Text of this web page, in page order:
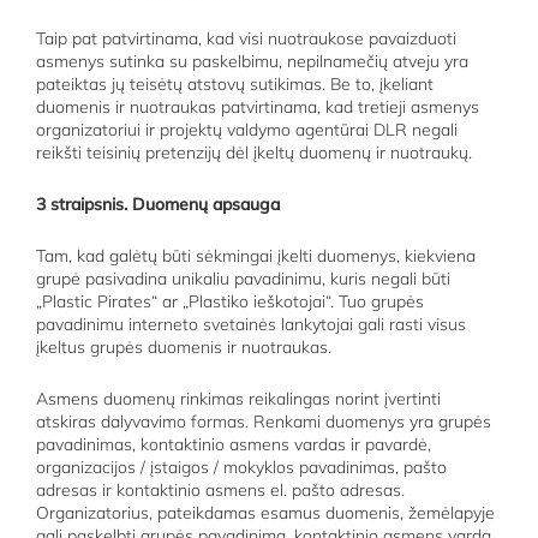
Taip pat patvirtinama, kad visi nuotraukose pavaizduoti
asmenys sutinka su paskelbimu, nepilnamečių atveju yra
pateiktas jų teisėtų atstovų sutikimas. Be to, įkeliant
duomenis ir nuotraukas patvirtinama, kad tretieji asmenys
organizatoriui ir projektų valdymo agentūrai DLR negali
reikšti teisinių pretenzijų dėl įkeltų duomenų ir nuotraukų.
3 straipsnis. Duomenų apsauga
Tam, kad galėtų būti sėkmingai įkelti duomenys, kiekviena
grupė pasivadina unikaliu pavadinimu, kuris negali būti
„Plastic Pirates“ ar „Plastiko ieškotojai“. Tuo grupės
pavadinimu interneto svetainės lankytojai gali rasti visus
įkeltus grupės duomenis ir nuotraukas.
Asmens duomenų rinkimas reikalingas norint įvertinti
atskiras dalyvavimo formas. Renkami duomenys yra grupės
pavadinimas, kontaktinio asmens vardas ir pavardė,
organizacijos / įstaigos / mokyklos pavadinimas, pašto
adresas ir kontaktinio asmens el. pašto adresas.
Organizatorius, pateikdamas esamus duomenis, žemėlapyje